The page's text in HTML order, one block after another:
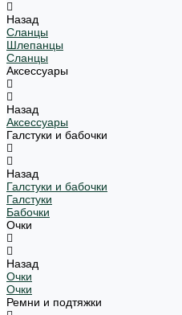
Назад
Сланцы
Шлепанцы
Сланцы
Аксессуары
Назад
Аксессуары
Галстуки и бабочки
Назад
Галстуки и бабочки
Галстуки
Бабочки
Очки
Назад
Очки
Очки
Ремни и подтяжки